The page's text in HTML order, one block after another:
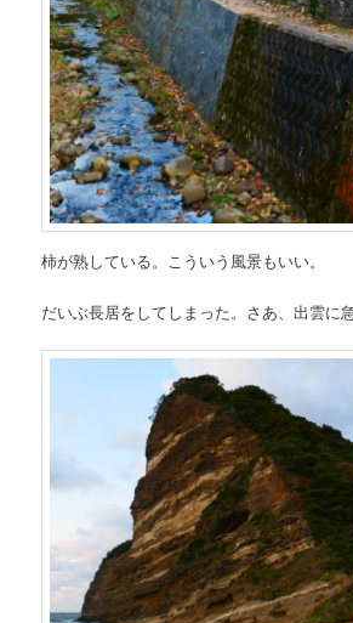
柿が熟している。こういう風景もいい。
だいぶ長居をしてしまった。さあ、出雲に急